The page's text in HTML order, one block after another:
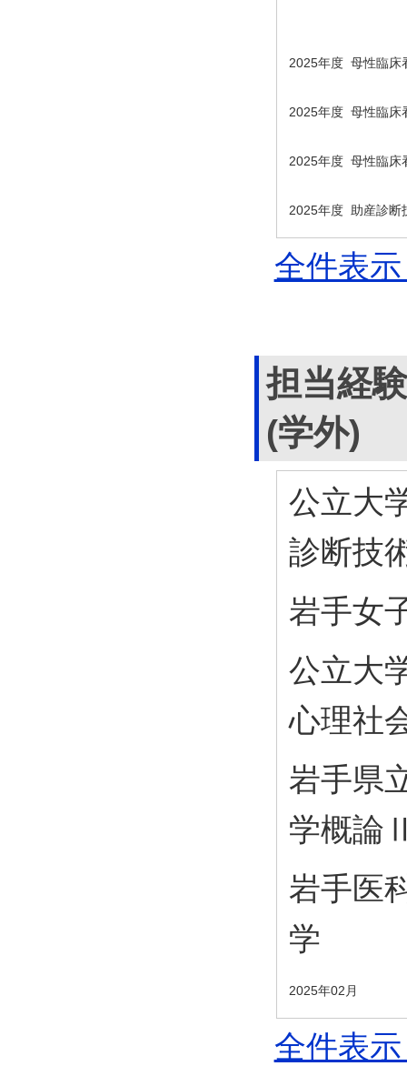
2025年度 母性臨床
2025年度 母性臨
2025年度 母性臨
2025年度 助産診
全件表
担当経
(学外)
公立大
診断技
岩手女
公立大
心理社
岩手県
学概論
岩手医
学
2025年02月
全件表